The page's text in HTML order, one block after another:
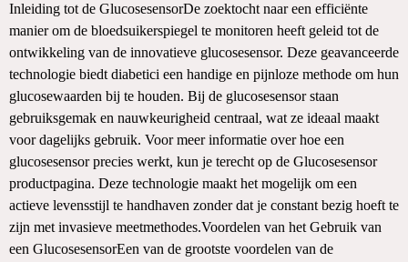
Inleiding tot de GlucosesensorDe zoektocht naar een efficiënte
manier om de bloedsuikerspiegel te monitoren heeft geleid tot de
ontwikkeling van de innovatieve glucosesensor. Deze geavanceerde
technologie biedt diabetici een handige en pijnloze methode om hun
glucosewaarden bij te houden. Bij de glucosesensor staan
gebruiksgemak en nauwkeurigheid centraal, wat ze ideaal maakt
voor dagelijks gebruik. Voor meer informatie over hoe een
glucosesensor precies werkt, kun je terecht op de Glucosesensor
productpagina. Deze technologie maakt het mogelijk om een
actieve levensstijl te handhaven zonder dat je constant bezig hoeft te
zijn met invasieve meetmethodes.Voordelen van het Gebruik van
een GlucosesensorEen van de grootste voordelen van de